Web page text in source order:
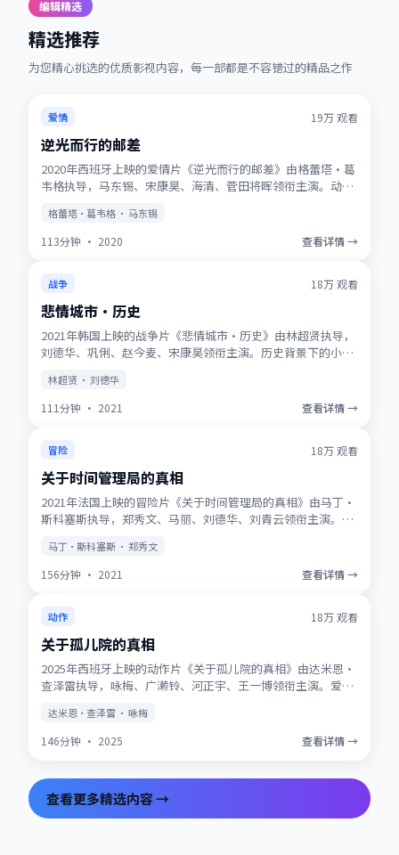
编辑精选
精选推荐
为您精心挑选的优质影视内容，每一部都是不容错过的精品之作
热播 ★7.2
爱情 19万观看
逆光而行的邮差
2020年西班牙上映的爱情片《逆光而行的邮差》由格蕾塔·葛
韦格执导，马东锡、宋康昊、海清、菅田将晖领衔主演。动画
度选择，观影体验稳定流畅。
格蕾塔·葛韦格 · 马东锡
113分钟 · 2020 查看详情 →
获奖 ★9.7
战争 18万观看
悲情城市·历史
2021年韩国上映的战争片《悲情城市·历史》由林超贤执导，
刘德华、巩俐、赵今麦、宋康昊领衔主演。历史背景下的小人
新，支持多终端流畅播放。
林超贤 · 刘德华
111分钟 · 2021 查看详情 →
NEW ★9.5
冒险 18万观看
关于时间管理局的真相
2021年法国上映的冒险片《关于时间管理局的真相》由马丁·
斯科塞斯执导，郑秀文、马丽、刘德华、刘青云领衔主演。动
节与人物刻画的观众收藏观看。
马丁·斯科塞斯 · 郑秀文
156分钟 · 2021 查看详情 →
趋势 ★8.8
动作 18万观看
关于孤儿院的真相
2025年西班牙上映的动作片《关于孤儿院的真相》由达米恩·
查泽雷执导，咏梅、广濑铃、河正宇、王一博领衔主演。爱情
蛋值得留意，与世界观其他作品存在联动。
达米恩·查泽雷 · 咏梅
146分钟 · 2025 查看详情 →
查看更多精选内容 →